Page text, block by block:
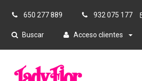
650 277 889 932 075 177
Buscar Acceso clientes